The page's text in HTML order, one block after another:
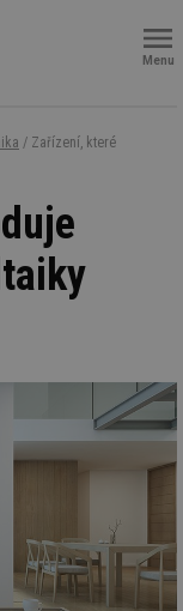
Menu
/ Zařízení, které